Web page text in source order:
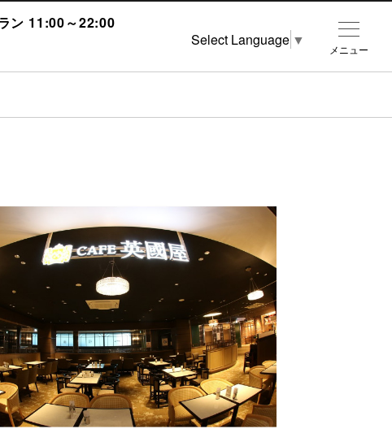
ン 11:00～22:00
メニュー
Select Language ▼